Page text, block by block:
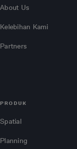
About Us
Kelebihan Kami
Partners
PRODUK
Spatial
Planning